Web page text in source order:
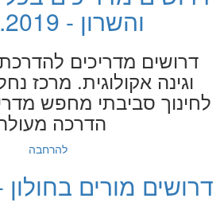
והשרון - 17.7.2019
דרושים מדריכים
וגינה אקולוגית. מרכז
לחינוך סביבתי מחפש
הדרכה
להרחבה
דרושים מורים בחולון -